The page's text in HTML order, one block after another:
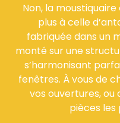
Non, la moustiquaire
plus à celle
fabriquée dans un
monté sur une
s’harmonisant
fenêtres. À vous de
vos ouvertures, ou
pièces les